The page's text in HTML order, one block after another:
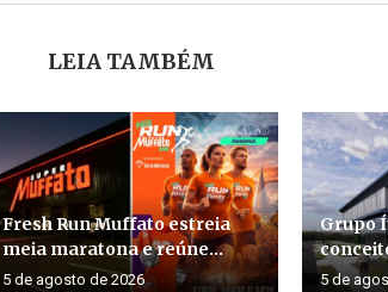
LEIA TAMBÉM
Fresh Run Muffato estreia
meia maratona e reúne...
5 de agosto de 2026
Grupo
5 de